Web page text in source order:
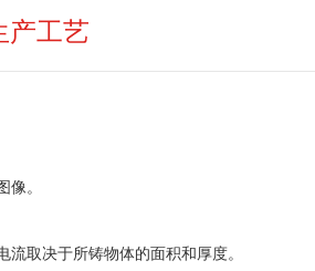
产工艺
像。
取决于所铸物体的面积和厚度。